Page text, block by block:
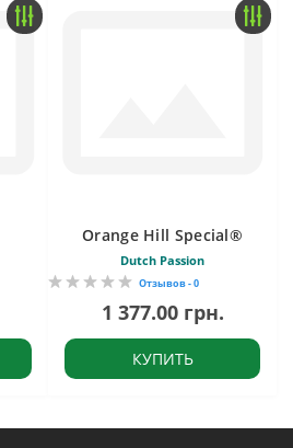
Orange Hill Special®
Dutch Passion
Отзывов - 0
1 377.00 грн.
КУПИТЬ